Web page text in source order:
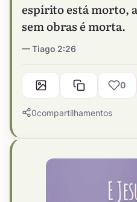
espírito está morto,
sem obras é morta.
Tiago 2:26
0
0compartilhamentos